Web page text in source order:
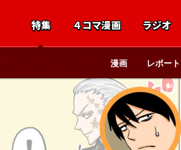
特集 ４コマ漫画 ラジオ
漫画 レポート